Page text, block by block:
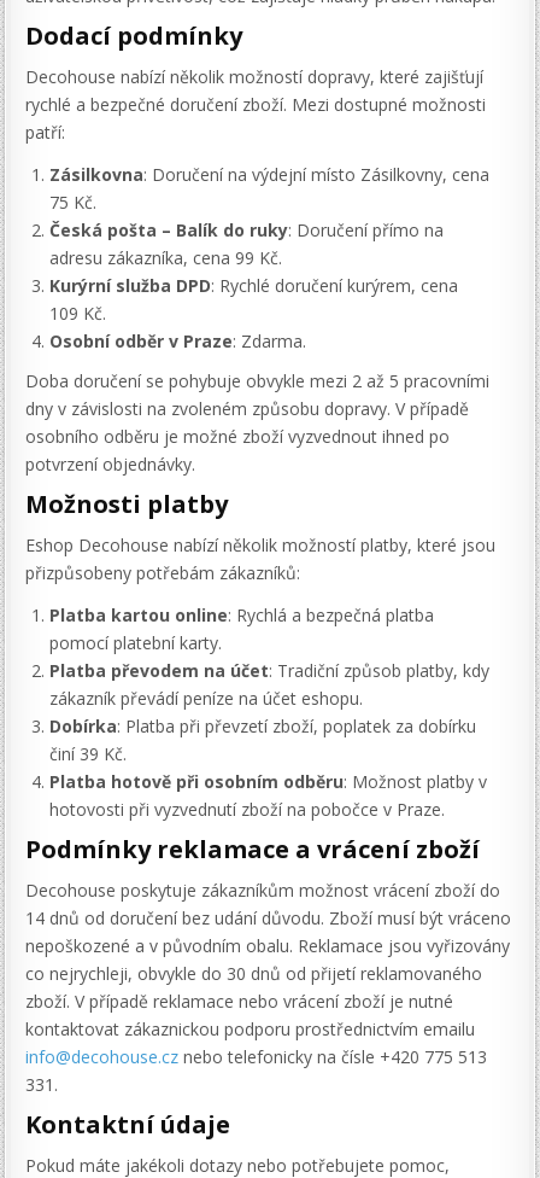
Dodací podmínky
Decohouse nabízí několik možností dopravy, které zajišťují
rychlé a bezpečné doručení zboží. Mezi dostupné možnosti
patří:
Zásilkovna: Doručení na výdejní místo Zásilkovny, cena
75 Kč.
Česká pošta – Balík do ruky: Doručení přímo na
adresu zákazníka, cena 99 Kč.
Kurýrní služba DPD: Rychlé doručení kurýrem, cena
109 Kč.
Osobní odběr v Praze: Zdarma.
Doba doručení se pohybuje obvykle mezi 2 až 5 pracovními
dny v závislosti na zvoleném způsobu dopravy. V případě
osobního odběru je možné zboží vyzvednout ihned po
potvrzení objednávky.
Možnosti platby
Eshop Decohouse nabízí několik možností platby, které jsou
přizpůsobeny potřebám zákazníků:
Platba kartou online: Rychlá a bezpečná platba
pomocí platební karty.
Platba převodem na účet: Tradiční způsob platby, kdy
zákazník převádí peníze na účet eshopu.
Dobírka: Platba při převzetí zboží, poplatek za dobírku
činí 39 Kč.
Platba hotově při osobním odběru: Možnost platby v
hotovosti při vyzvednutí zboží na pobočce v Praze.
Podmínky reklamace a vrácení zboží
Decohouse poskytuje zákazníkům možnost vrácení zboží do
14 dnů od doručení bez udání důvodu. Zboží musí být vráceno
nepoškozené a v původním obalu. Reklamace jsou vyřizovány
co nejrychleji, obvykle do 30 dnů od přijetí reklamovaného
zboží. V případě reklamace nebo vrácení zboží je nutné
kontaktovat zákaznickou podporu prostřednictvím emailu
info@decohouse.cz nebo telefonicky na čísle +420 775 513
331.
Kontaktní údaje
Pokud máte jakékoli dotazy nebo potřebujete pomoc,